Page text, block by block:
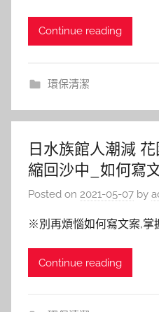
Continue reading
環保清潔
日水族館人潮減 花
縮回沙中_如何寫
Posted on 2021-05-07 by
※別再煩惱如何寫文案,掌
Continue reading